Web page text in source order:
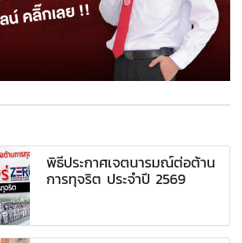
พิธีประกาศเจตนารมณ์ต่อต้าน
การทุจริต ประจำปี 2569